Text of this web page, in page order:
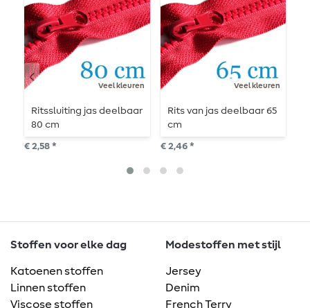
Veel kleuren
Ritssluiting jas deelbaar
80 cm
€ 2,58 *
Veel kleuren
Rits van jas deelbaar 65
cm
€ 2,46 *
Stoffen voor elke dag
Katoenen stoffen
Linnen stoffen
Viscose stoffen
Modestoffen met stijl
Jersey
Denim
French Terry